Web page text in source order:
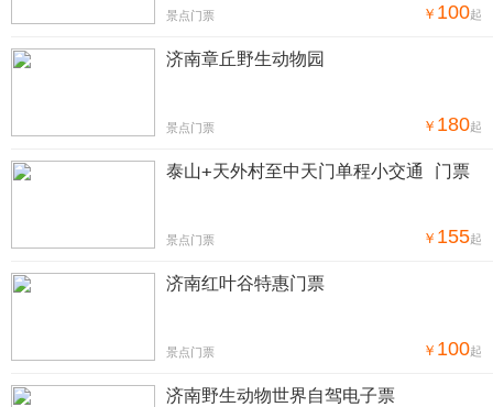
景点门票 ￥ 100起
济南章丘野生动物园
景点门票 ￥ 180起
泰山+天外村至中天门单程小交通 门票
景点门票 ￥ 155起
济南红叶谷特惠门票
景点门票 ￥ 100起
济南野生动物世界自驾电子票